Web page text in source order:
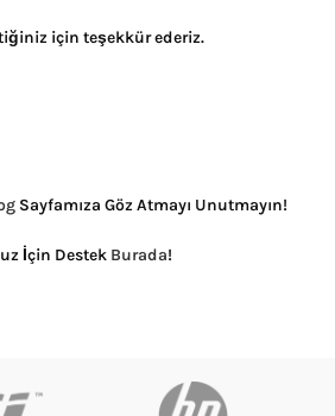
için teşekkür ederiz.
Sayfamıza Göz Atmayı Unutmayın!
İçin Destek Burada!